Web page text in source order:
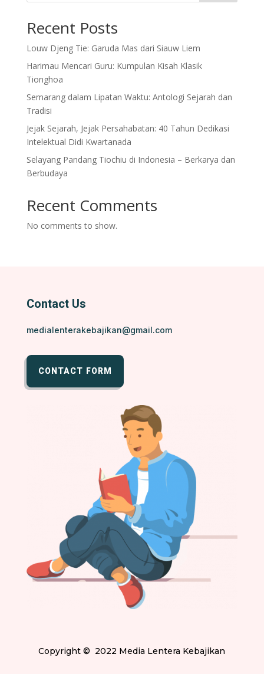
Recent Posts
Louw Djeng Tie: Garuda Mas dari Siauw Liem
Harimau Mencari Guru: Kumpulan Kisah Klasik
Tionghoa
Semarang dalam Lipatan Waktu: Antologi Sejarah dan
Tradisi
Jejak Sejarah, Jejak Persahabatan: 40 Tahun Dedikasi
Intelektual Didi Kwartanada
Selayang Pandang Tiochiu di Indonesia – Berkarya dan
Berbudaya
Recent Comments
No comments to show.
Contact Us
medialenterakebajikan@gmail.com
CONTACT FORM
Copyright © 2022 Media Lentera Kebajikan